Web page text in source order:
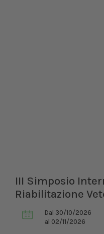
III Simposio
Riabilitazione
Dal 30/10/2026
al 02/11/2026